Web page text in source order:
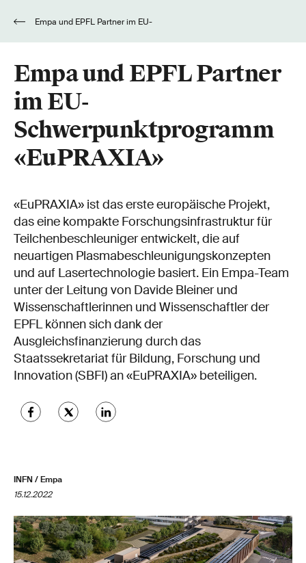
Empa und EPFL Partner
im EU-
Schwerpunktprogramm
«EuPRAXIA»
«EuPRAXIA» ist das erste europäische Projekt,
das eine kompakte Forschungsinfrastruktur für
Teilchenbeschleuniger entwickelt, die auf
neuartigen Plasmabeschleunigungskonzepten
und auf Lasertechnologie basiert. Ein Empa-Team
unter der Leitung von Davide Bleiner und
Wissenschaftlerinnen und Wissenschaftler der
EPFL können sich dank der
Ausgleichsfinanzierung durch das
Staatssekretariat für Bildung, Forschung und
Innovation (SBFI) an «EuPRAXIA» beteiligen.
INFN / Empa
15.12.2022